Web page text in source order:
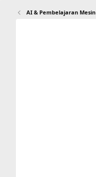
AI & Pembelajaran Mesin